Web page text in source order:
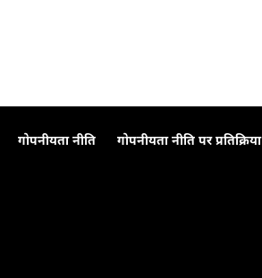
गोपनीयता नीति गोपनीयता नीति पर प्रतिक्रिया